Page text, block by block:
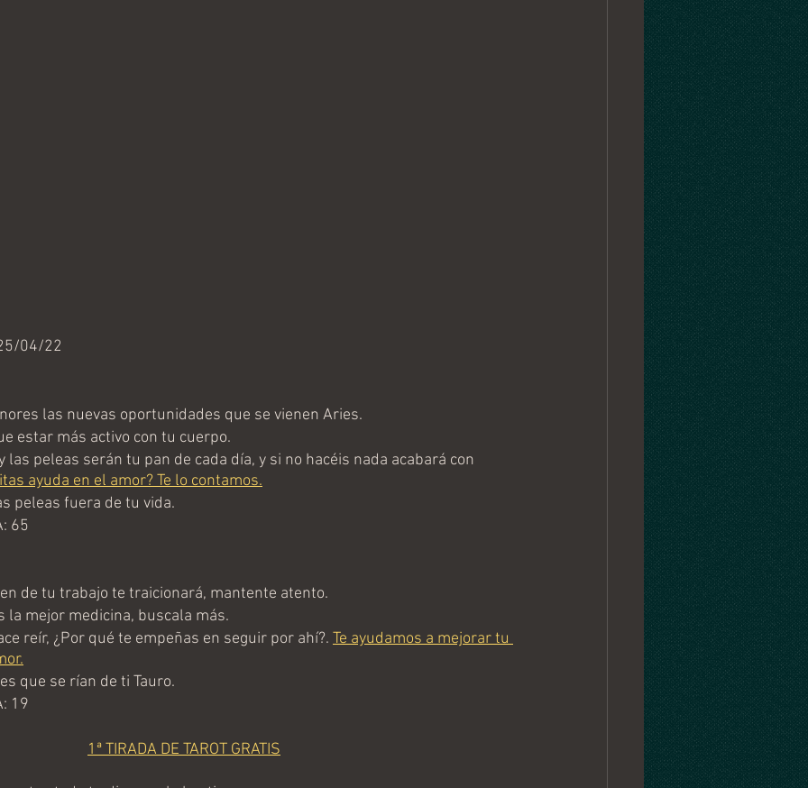
04/22
las nuevas oportunidades que se vienen Aries.
estar más activo con tu cuerpo.
las peleas serán tu pan de cada día, y si no hacéis nada acabará con
ayuda en el amor? Te lo contamos.
peleas fuera de tu vida.
65
de tu trabajo te traicionará, mantente atento.
la mejor medicina, buscala más.
reír, ¿Por qué te empeñas en seguir por ahí?. Te ayudamos a mejorar tu
que se rían de ti Tauro.
19
1ª TIRADA DE TAROT GRATIS